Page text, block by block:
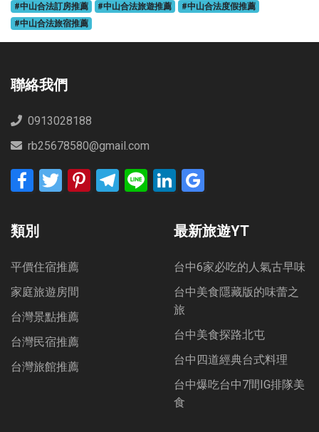
#中山合法訂房推薦
#中山合法旅遊推薦
#中山合法度假推薦
#中山合法旅宿推薦
聯絡我們
0913028188
rb25678580@gmail.com
FacebookTwitter PinterestTelegram
Line LinkedIn
類別
平價住宿推薦
家庭旅遊房間
台灣景點推薦
台灣民宿推薦
台灣旅館推薦
最新旅遊YT
台中6家必吃的人氣古早味
台中美食隱藏版的味蕾之
旅
台中美食探路北屯
台中四道經典台式料理
台中爆吃台中7間IG排隊美
食